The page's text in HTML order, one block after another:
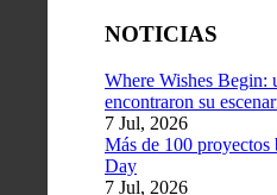
NOTICIAS
Where Wishes Begin:
encontraron su
7 Jul, 2026
Más de 100
Day
7 Jul, 2026